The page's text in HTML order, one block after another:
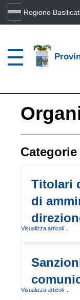
Regione
Titolari
di
Visualizza articoli ...
Visualizza articoli ...